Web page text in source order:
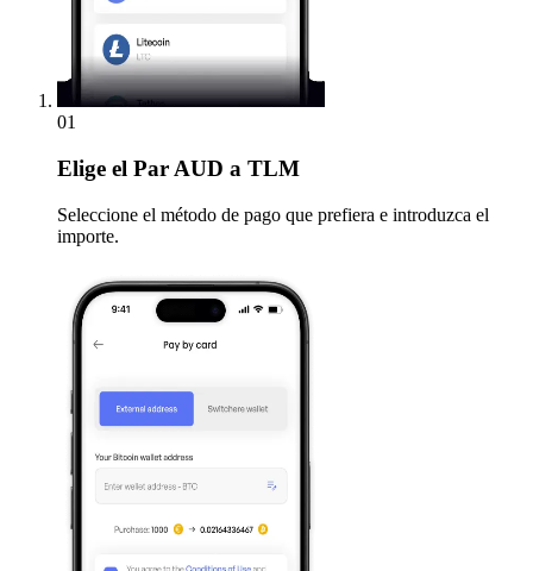
01
Elige el Par AUD a TLM
Seleccione el método de pago que prefiera e introduzca el
importe.